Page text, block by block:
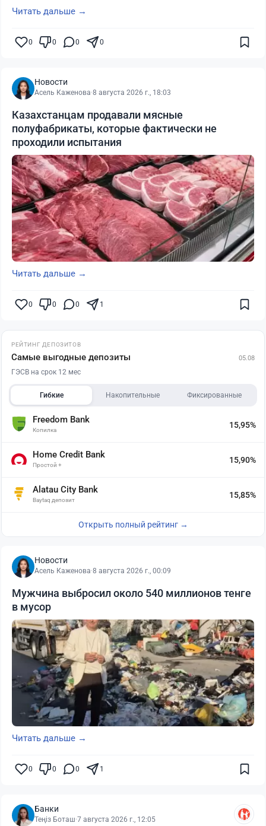
Читать дальше →
0 0 0 0
Новости
Асель Каженова·8 августа 2026 г., 18:03
Казахстанцам продавали мясные
полуфабрикаты, которые фактически не
проходили испытания
Читать дальше →
0 0 0 1
РЕЙТИНГ ДЕПОЗИТОВ
Самые выгодные депозиты 05.08
ГЭСВ на срок 12 мес
Гибкие Накопительные Фиксированные
Freedom Bank
Копилка
15,95%
Home Credit Bank
Простой +
15,90%
Alatau City Bank
Baytaq депозит
15,85%
Открыть полный рейтинг →
Новости
Асель Каженова·8 августа 2026 г., 00:09
Мужчина выбросил около 540 миллионов тенге
в мусор
Читать дальше →
0 0 0 1
Банки
Теңіз Боташ·7 августа 2026 г., 12:05